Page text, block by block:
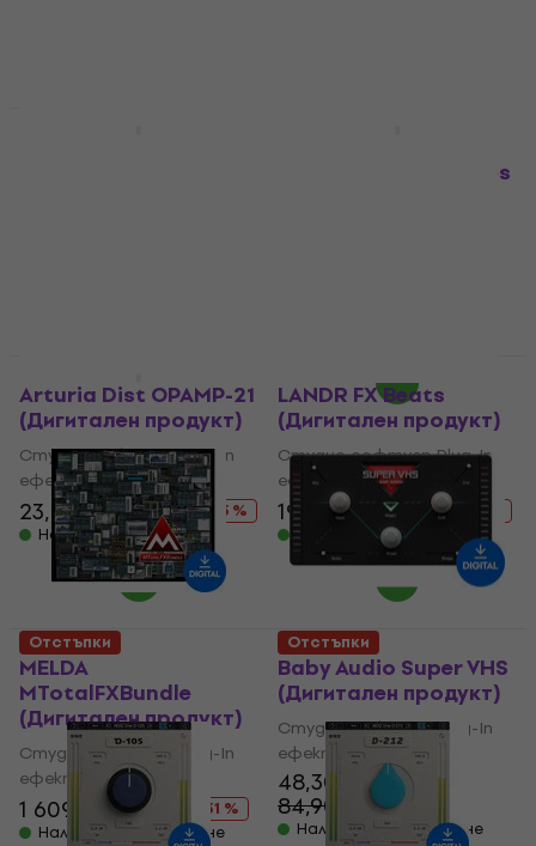
Clearmountain Series
Arturia Dist OPAMP-21
(Дигитален продукт)
Студио софтуер Plug-In
ефект
23,60 €52,20 €
- 55 %
Налично за изтегляне
LANDR FX Beats
(Дигитален продукт)
Студио софтуер Plug-In
ефект
19,60 € 30,90 €
- 37 %
Налично за изтегляне
MELDA
MTotalFXBundle
(Дигитален продукт)
Студио софтуер Plug-In
ефект
1 609 € 2 339 €
- 31 %
Налично за изтегляне
Baby Audio Super VHS
(Дигитален продукт)
Студио софтуер Plug-In
ефект
48,30 €
84,90 €
- 43 %
Налично за изтегляне
Отстъпки Отстъпки